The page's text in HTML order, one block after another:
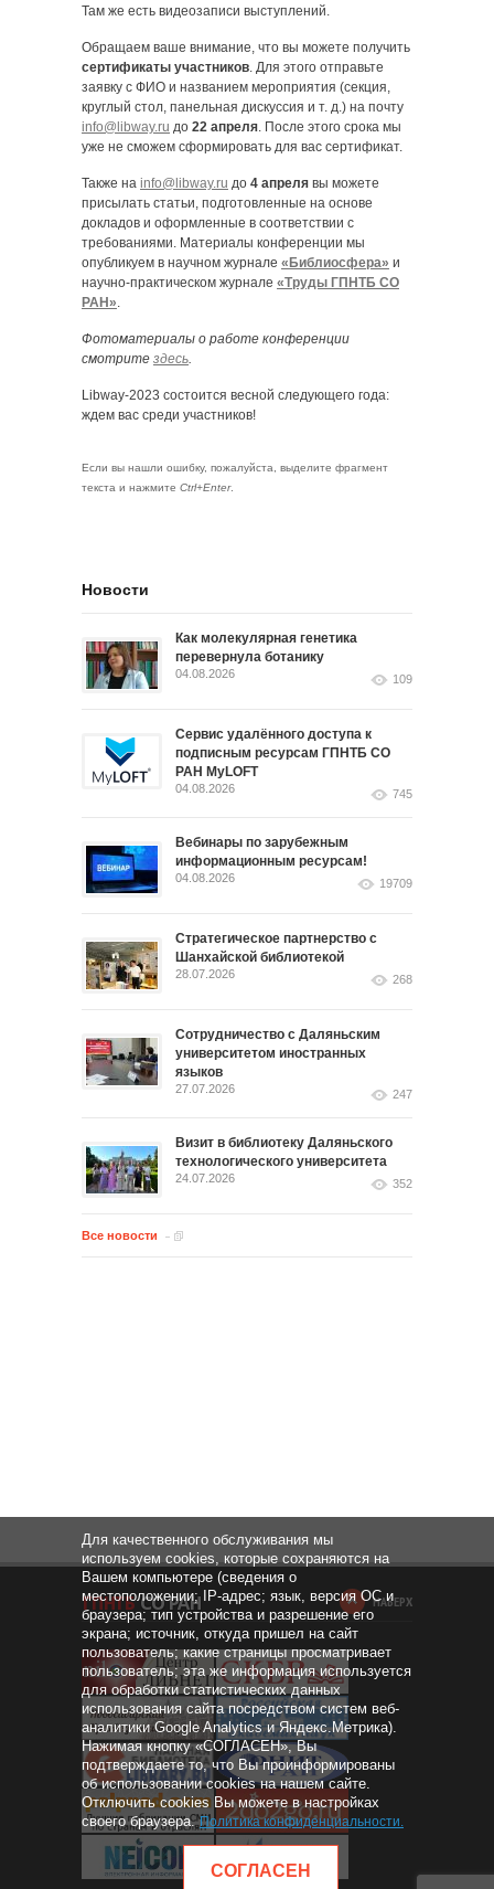
Там же есть видеозаписи выступлений.
Обращаем ваше внимание, что вы можете получить
сертификаты участников. Для этого отправьте
заявку с ФИО и названием мероприятия (секция,
круглый стол, панельная дискуссия и т. д.) на почту
info@libway.ru до 22 апреля. После этого срока мы
уже не сможем сформировать для вас сертификат.
Также на info@libway.ru до 4 апреля вы можете
присылать статьи, подготовленные на основе
докладов и оформленные в соответствии с
требованиями. Материалы конференции мы
опубликуем в научном журнале «Библиосфера» и
научно-практическом журнале «Труды ГПНТБ СО
РАН».
Фотоматериалы о работе конференции
смотрите здесь.
Libway-2023 состоится весной следующего года:
ждем вас среди участников!
Если вы нашли ошибку, пожалуйста, выделите фрагмент
текста и нажмите Ctrl+Enter.
Новости
Как молекулярная генетика
перевернула ботанику
04.08.2026 109
Сервис удалённого доступа к
подписным ресурсам ГПНТБ СО
РАН MyLOFT
04.08.2026 745
Вебинары по зарубежным
информационным ресурсам!
04.08.2026 19709
Стратегическое партнерство с
Шанхайской библиотекой
28.07.2026 268
Сотрудничество с Даляньским
университетом иностранных
языков
27.07.2026 247
Визит в библиотеку Даляньского
технологического университета
24.07.2026 352
Все новости
НАВЕРХ
Для качественного обслуживания мы
используем cookies, которые сохраняются на
Вашем компьютере (сведения о
местоположении; IP-адрес; язык, версия ОС и
браузера; тип устройства и разрешение его
экрана; источник, откуда пришел на сайт
пользователь; какие страницы просматривает
пользователь; эта же информация используется
для обработки статистических данных
использования сайта посредством систем веб-
аналитики Google Analytics и Яндекс.Метрика).
Нажимая кнопку «СОГЛАСЕН», Вы
подтверждаете то, что Вы проинформированы
об использовании cookies на нашем сайте.
Отключить cookies Вы можете в настройках
своего браузера.Политика конфиденциальности.
СОГЛАСЕН